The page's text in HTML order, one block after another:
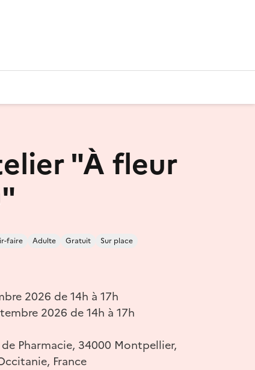
"À fleur
faire Adulte Gratuit
Sur place
2026 de 14h à 17h
2026 de 14h à 17h
Pharmacie, 34000 Montpellier,
France